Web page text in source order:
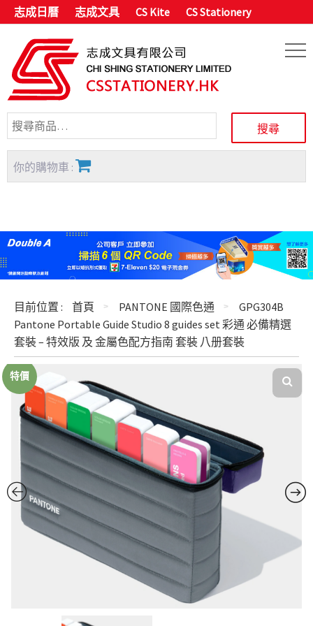
志成日曆 志成文具 CS Kite CS Stationery
你的購物車 :
目前位置 : 首頁 PANTONE 國際色通
GPG304B
Pantone Portable Guide Studio 8 guides set 彩通 必備精選
套裝 – 特效版 及 金屬色配方指南 套裝 八册套裝
特價